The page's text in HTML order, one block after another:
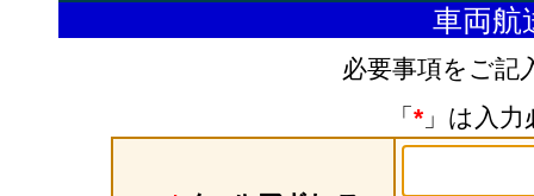
車両航
必要事項をご記
「 *」は入力